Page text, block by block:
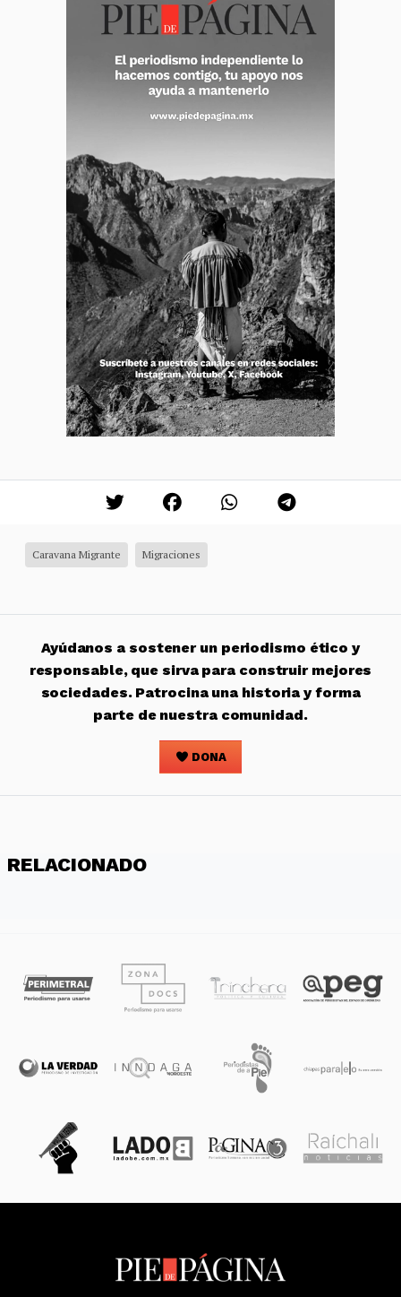
Caravana Migrante Migraciones
Ayúdanos a sostener un periodismo ético y
responsable, que sirva para construir mejores
sociedades. Patrocina una historia y forma
parte de nuestra comunidad.
DONA
RELACIONADO